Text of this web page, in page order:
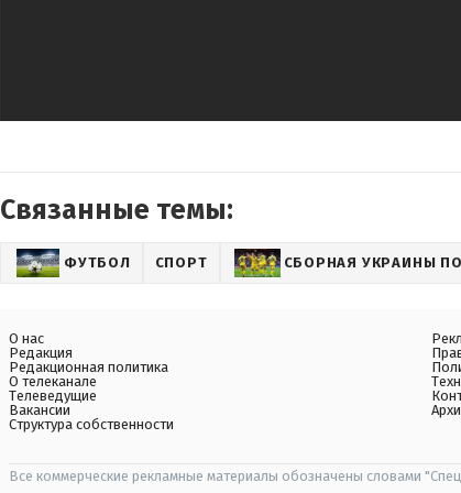
Связанные темы:
ФУТБОЛ СПОРТ СБОРНАЯ УКРАИНЫ
О нас
Редакция
Редакционная политика
О телеканале
Телеведущие
Вакансии
Структура собственности
Все коммерческие рекламные материалы обозначены словами